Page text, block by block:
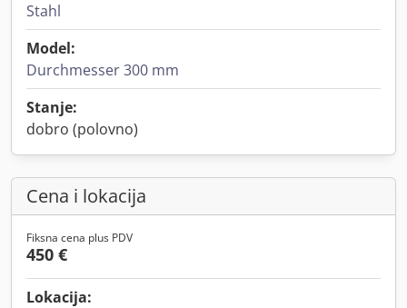
Stahl
Model:
Durchmesser 300 mm
Stanje:
dobro (polovno)
Cena i lokacija
Fiksna cena plus PDV
450 €
Lokacija: